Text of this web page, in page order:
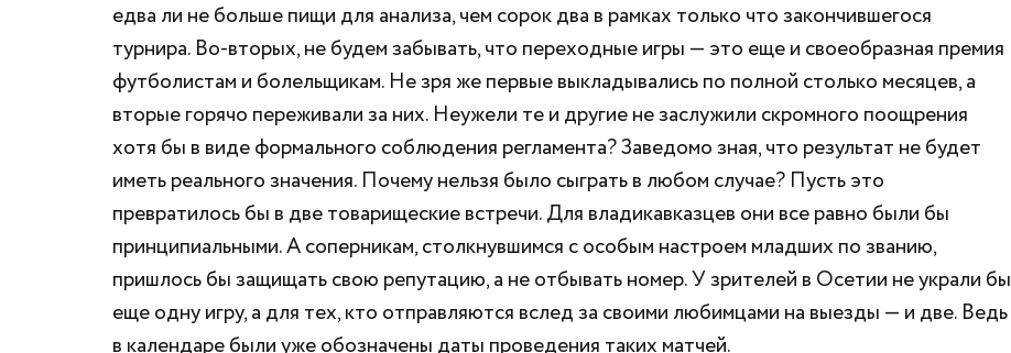
едва ли не больше пищи для анализа, чем сорок два в рамках только что закончившегося
турнира. Во-вторых, не будем забывать, что переходные игры — это еще и своеобразная премия
футболистам и болельщикам. Не зря же первые выкладывались по полной столько месяцев, а
вторые горячо переживали за них. Неужели те и другие не заслужили скромного поощрения
хотя бы в виде формального соблюдения регламента? Заведомо зная, что результат не будет
иметь реального значения. Почему нельзя было сыграть в любом случае? Пусть это
превратилось бы в две товарищеские встречи. Для владикавказцев они все равно были бы
принципиальными. А соперникам, столкнувшимся с особым настроем младших по званию,
пришлось бы защищать свою репутацию, а не отбывать номер. У зрителей в Осетии не украли бы
еще одну игру, а для тех, кто отправляются вслед за своими любимцами на выезды — и две. Ведь
в календаре были уже обозначены даты проведения таких матчей.